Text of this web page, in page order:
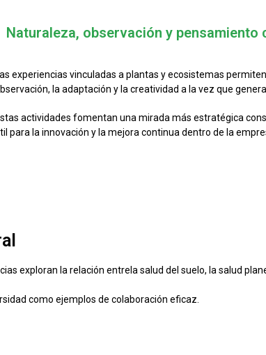
Naturaleza, observación y
experiencias vinculadas a plantas y ecosistemas
la adaptación y la creatividad a la vez que
actividades fomentan una mirada más estratégica
para la innovación y la mejora continua dentro de la
exploran la relación entrela salud del suelo, la salud
como ejemplos de colaboración eficaz.